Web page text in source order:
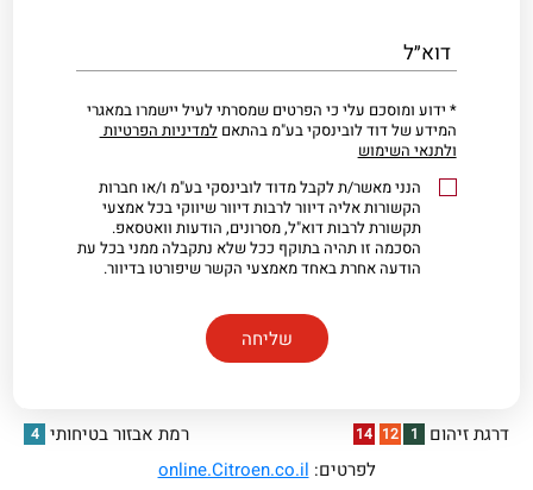
דוא״ל
* ידוע ומוסכם עלי כי הפרטים שמסרתי לעיל יישמרו במאגרי
המידע של דוד לובינסקי בע"מ בהתאםלמדיניות הפרטיות
ולתנאי השימוש
הנני מאשר/ת לקבל מדוד לובינסקי בע"מ ו/או חברות
הקשורות אליה דיוור לרבות דיוור שיווקי בכל אמצעי
תקשורת לרבות דוא"ל, מסרונים, הודעות וואטסאפ.
הסכמה זו תהיה בתוקף ככל שלא נתקבלה ממני בכל עת
הודעה אחרת באחד מאמצעי הקשר שיפורטו בדיוור.
דרגת זיהום 1
12
14 רמת אבזור בטיחותי 4
לפרטים: online.Citroen.co.il